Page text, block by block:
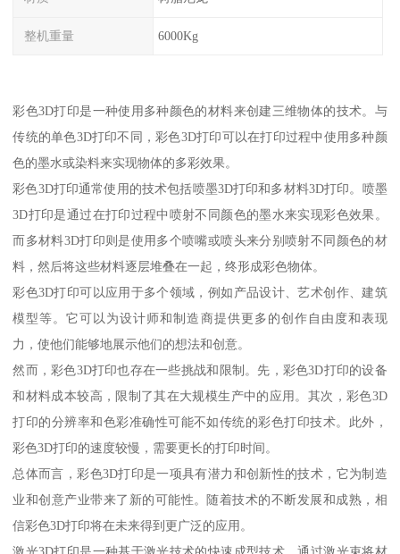
整机重量 6000Kg
彩色3D打印是一种使用多种颜色的材料来创建三维物体的技术。与
传统的单色3D打印不同，彩色3D打印可以在打印过程中使用多种颜
色的墨水或染料来实现物体的多彩效果。
彩色3D打印通常使用的技术包括喷墨3D打印和多材料3D打印。喷墨
3D打印是通过在打印过程中喷射不同颜色的墨水来实现彩色效果。
而多材料3D打印则是使用多个喷嘴或喷头来分别喷射不同颜色的材
料，然后将这些材料逐层堆叠在一起，终形成彩色物体。
彩色3D打印可以应用于多个领域，例如产品设计、艺术创作、建筑
模型等。它可以为设计师和制造商提供更多的创作自由度和表现
力，使他们能够地展示他们的想法和创意。
然而，彩色3D打印也存在一些挑战和限制。先，彩色3D打印的设备
和材料成本较高，限制了其在大规模生产中的应用。其次，彩色3D
打印的分辨率和色彩准确性可能不如传统的彩色打印技术。此外，
彩色3D打印的速度较慢，需要更长的打印时间。
总体而言，彩色3D打印是一项具有潜力和创新性的技术，它为制造
业和创意产业带来了新的可能性。随着技术的不断发展和成熟，相
信彩色3D打印将在未来得到更广泛的应用。